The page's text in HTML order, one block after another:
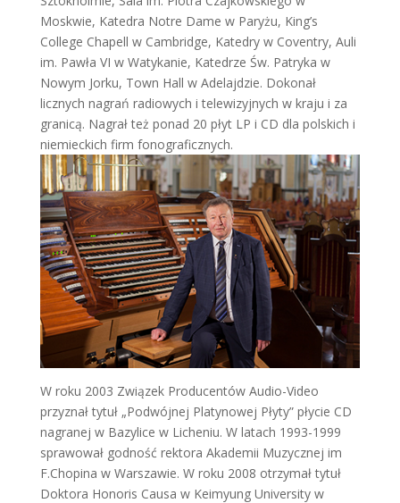
Moskwie, Katedra Notre Dame w Paryżu, King’s
College Chapell w Cambridge, Katedry w Coventry, Auli
im. Pawła VI w Watykanie, Katedrze Św. Patryka w
Nowym Jorku, Town Hall w Adelajdzie. Dokonał
licznych nagrań radiowych i telewizyjnych w kraju i za
granicą. Nagrał też ponad 20 płyt LP i CD dla polskich i
niemieckich firm fonograficznych.
W roku 2003 Związek Producentów Audio-Video
przyznał tytuł „Podwójnej Platynowej Płyty” płycie CD
nagranej w Bazylice w Licheniu. W latach 1993-1999
sprawował godność rektora Akademii Muzycznej im
F.Chopina w Warszawie. W roku 2008 otrzymał tytuł
Doktora Honoris Causa w Keimyung University w